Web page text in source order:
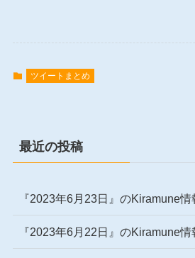
ツイートまとめ
最近の投稿
『2023年6月23日』のKiramune情
『2023年6月22日』のKiramune情